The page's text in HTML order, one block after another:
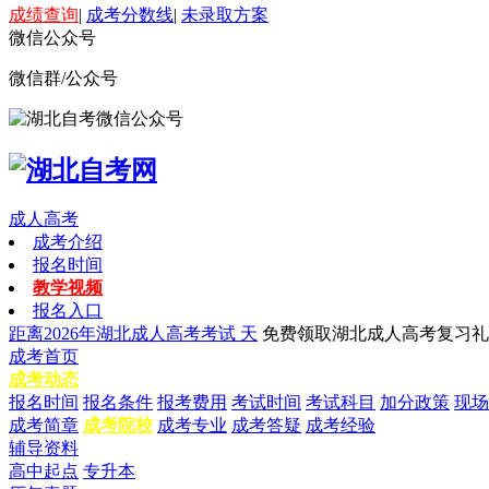
成绩查询| 成考分数线| 未录取方案
微信公众号
微信群/公众号
成人高考
成考介绍
报名时间
教学视频
报名入口
距离2026年湖北成人高考考试 天 免费领取湖北成人高考复习
成考首页
成考动态
报名时间 报名条件 报考费用 考试时间 考试科目 加分政策 现
成考简章 成考院校 成考专业 成考答疑 成考经验
辅导资料
高中起点 专升本